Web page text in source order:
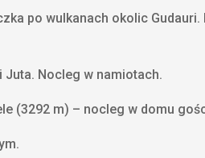
po wulkanach okolic Gudauri.
Juta. Nocleg w namiotach.
(3292 m) – nocleg w domu